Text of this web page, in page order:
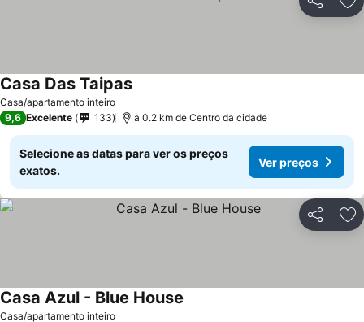
Partilhar
Casa/apartamento inteiro
Casa Das Taipas
9,6 Excelente 133 a 0.2 km de Centro da cidade
Selecione as datas para ver os preços
exatos.
Ver preços
Partilhar
Casa/apartamento inteiro
Casa Azul - Blue House